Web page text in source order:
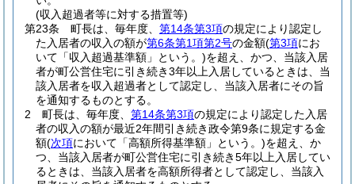
(収入超過者等に対する措置等)
第23条
町長は、毎年度、 第14条第3項の規定により認定し
た入居者の収入の額が第6条第1項第2号の金額(第3項にお
いて「収入超過基準額」という。)を超え、かつ、当該入居
者が町公営住宅に引き続き3年以上入居しているときは、当
該入居者を収入超過者として認定し、当該入居者にその旨
を通知するものとする。
2
町長は、毎年度、 第14条第3項の規定により認定した入居
者の収入の額が最近2年間引き続き政令第9条に規定する金
額(次項において「高額所得基準額」という。)を超え、か
つ、当該入居者が町公営住宅に引き続き5年以上入居してい
るときは、当該入居者を高額所得者として認定し、当該入